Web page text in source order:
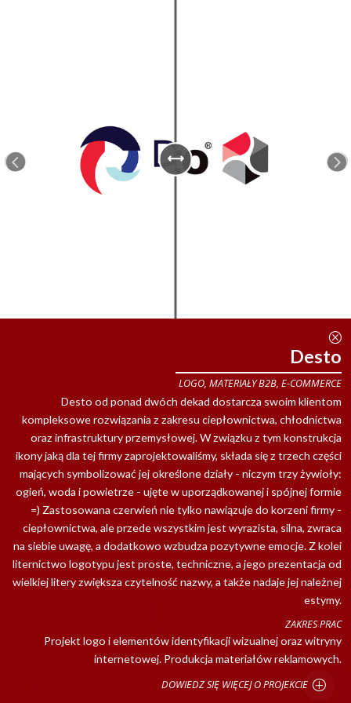
< =
Q
Desto
LOGO, MATERIAŁY B2B, E-COMMERCE
Desto od ponad dwóch dekad dostarcza swoim klientom
kompleksowe rozwiązania z zakresu ciepłownictwa, chłodnictwa
oraz infrastruktury przemysłowej. W związku z tym konstrukcja
ikony jaką dla tej firmy zaprojektowaliśmy, składa się z trzech części
mających symbolizować jej określone działy - niczym trzy żywioły:
ogień, woda i powietrze - ujęte w uporządkowanej i spójnej formie
=) Zastosowana czerwień nie tylko nawiązuje do korzeni firmy -
ciepłownictwa, ale przede wszystkim jest wyrazista, silna, zwraca
na siebie uwagę, a dodatkowo wzbudza pozytywne emocje. Z kolei
liternictwo logotypu jest proste, techniczne, a jego prezentacja od
wielkiej litery zwiększa czytelność nazwy, a także nadaje jej należnej
estymy.
ZAKRES PRAC
Projekt logo i elementów identyfikacji wizualnej oraz witryny
internetowej. Produkcja materiałów reklamowych.
DOWIEDZ SIĘ WIĘCEJ O PROJEKCIE